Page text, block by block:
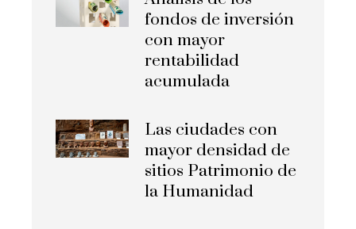
fondos de inversión
con mayor
rentabilidad
acumulada
Las ciudades con
mayor densidad de
sitios Patrimonio de
la Humanidad